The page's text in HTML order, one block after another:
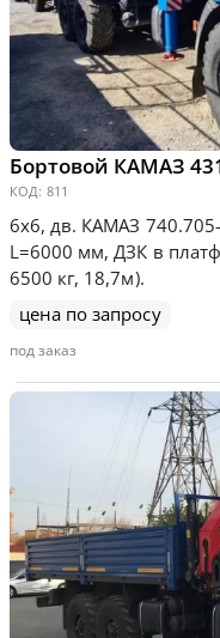
Бортовой КАМАЗ
КОД: 811
6х6, дв. КАМАЗ
L=6000 мм, ДЗК в
6500 кг, 18,7м).
цена по запросу
под заказ